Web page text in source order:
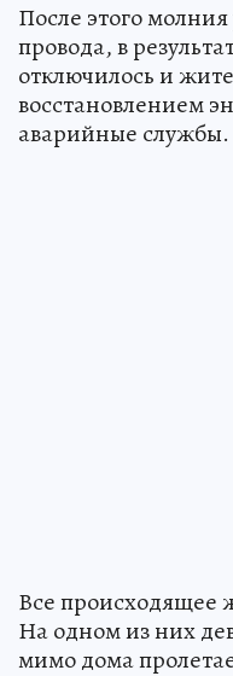
После этого
провода, в
отключилось и
восстановлением
аварийные службы.
Все происходящее
На одном из них
мимо дома